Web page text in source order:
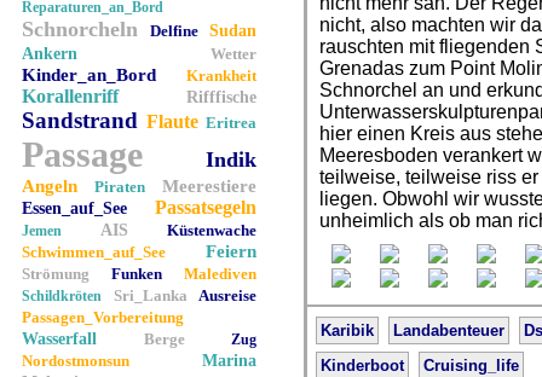
Reparaturen_an_Bord
Schnorcheln Delfine
Sudan
Ankern
Wetter
Kinder_an_Bord Krankheit
Korallenriff Rifffische
Sandstrand Flaute Eritrea
Passage Indik
Angeln Piraten Meerestiere
Essen_auf_See Passatsegeln
Jemen AIS
Küstenwache
Schwimmen_auf_See
Feiern
Strömung Funken Malediven
Schildkröten Sri_Lanka
Ausreise
Passagen_Vorbereitung
Wasserfall
Berge Zug
Nordostmonsun
Marina
nicht, also machten wir
rauschten mit fliegenden
Grenadas zum Point
Schnorchel an und
hier einen Kreis aus
Meeresboden verankert
teilweise, teilweise riss
liegen. Obwohl wir
unheimlich als ob man
Karibik Landabenteuer
Kinderboot
Cruising_life